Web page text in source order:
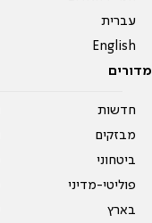
עברית
English
מדורים
חדשות
מבזקים
ביטחוני
פוליטי-מדיני
בארץ